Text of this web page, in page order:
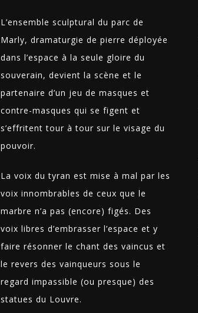
L’ensemble sculptural du parc de
Marly, dramaturgie de pierre déployée
dans l’espace à la seule gloire du
souverain, devient la scène et le
partenaire d’un jeu de masques et
contre-masques qui se figent et
s’effritent tour à tour sur le visage du
pouvoir.
La voix du tyran est mise à mal par les
voix innombrables de ceux que le
marbre n’a pas (encore) figés. Des
voix libres d’embrasser l’espace et y
faire résonner le chant des vaincus et
le revers des vainqueurs sous le
regard impassible (ou presque) des
statues du Louvre.